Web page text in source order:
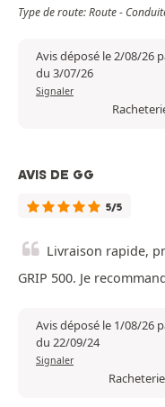
Type de route: Route -
Avis déposé le 2/08/26
du 3/07/26
Signaler
AVIS DE GG
5/5
Livraison rapide,
GRIP 500. Je
Avis déposé le 1/08/26
du 22/09/24
Signaler